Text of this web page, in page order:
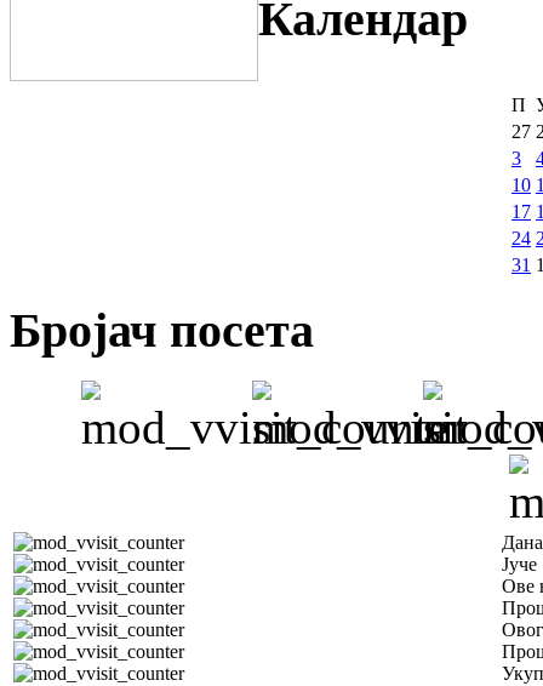
Календар
П
27
3
10
17
24
31
Бројач посета
Јуче
Ове